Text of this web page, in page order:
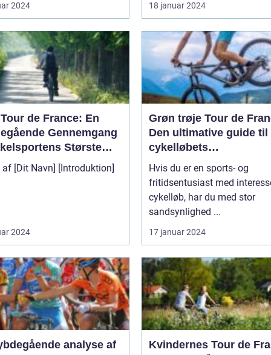
2024 18 januar 2024
de France: En
Gennemgang
Største
Navn] [Introduktion]
2024
Grøn trøje Tour de
Den ultimative guide til
cykelløbets
pointkonkurrence
Hvis du er en sports- og
fritidsentusiast med
cykelløb, har du med stor
sandsynlighed ...
17 januar 2024
analyse af
Kvindernes Tour de